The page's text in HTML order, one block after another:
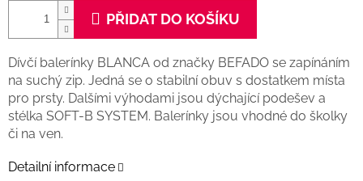
PŘIDAT DO KOŠÍKU
Dívčí balerínky BLANCA od značky BEFADO se zapínáním
na suchý zip. Jedná se o stabilní obuv s dostatkem místa
pro prsty. Dalšími výhodami jsou dýchající podešev a
stélka SOFT-B SYSTEM. Balerínky jsou vhodné do školky
či na ven.
Detailní informace